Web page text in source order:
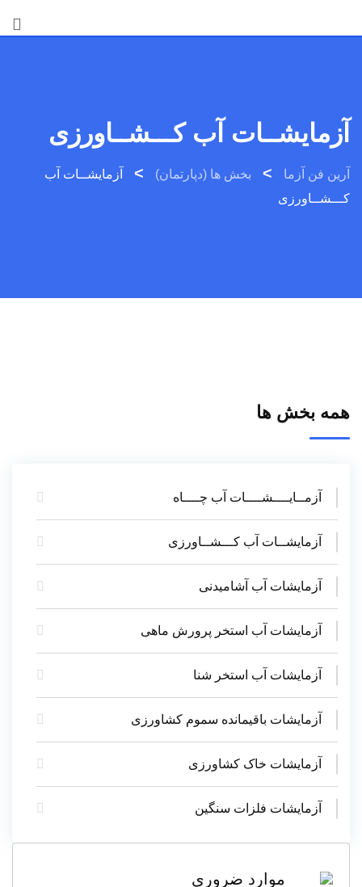
آزمایشــات آب کـــشــاورزی
آرین فن آزما > بخش ها (دپارتمان) >
آزمایشــات آب
کـــشــاورزی
همه بخش ها
آزمــایــــشــــات آب چــــاه
آزمایشــات آب کـــشــاورزی
آزمایشات آب آشامیدنی
آزمایشات آب استخر پرورش ماهی
آزمایشات آب استخر شنا
آزمایشات باقیمانده سموم کشاورزی
آزمایشات خاک کشاورزی
آزمایشات فلزات سنگین
موارد ضروری